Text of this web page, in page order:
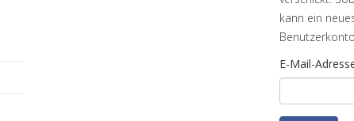
kann ein
E-Mail-